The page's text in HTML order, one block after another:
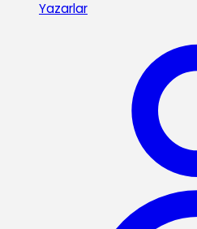
Yazarlar